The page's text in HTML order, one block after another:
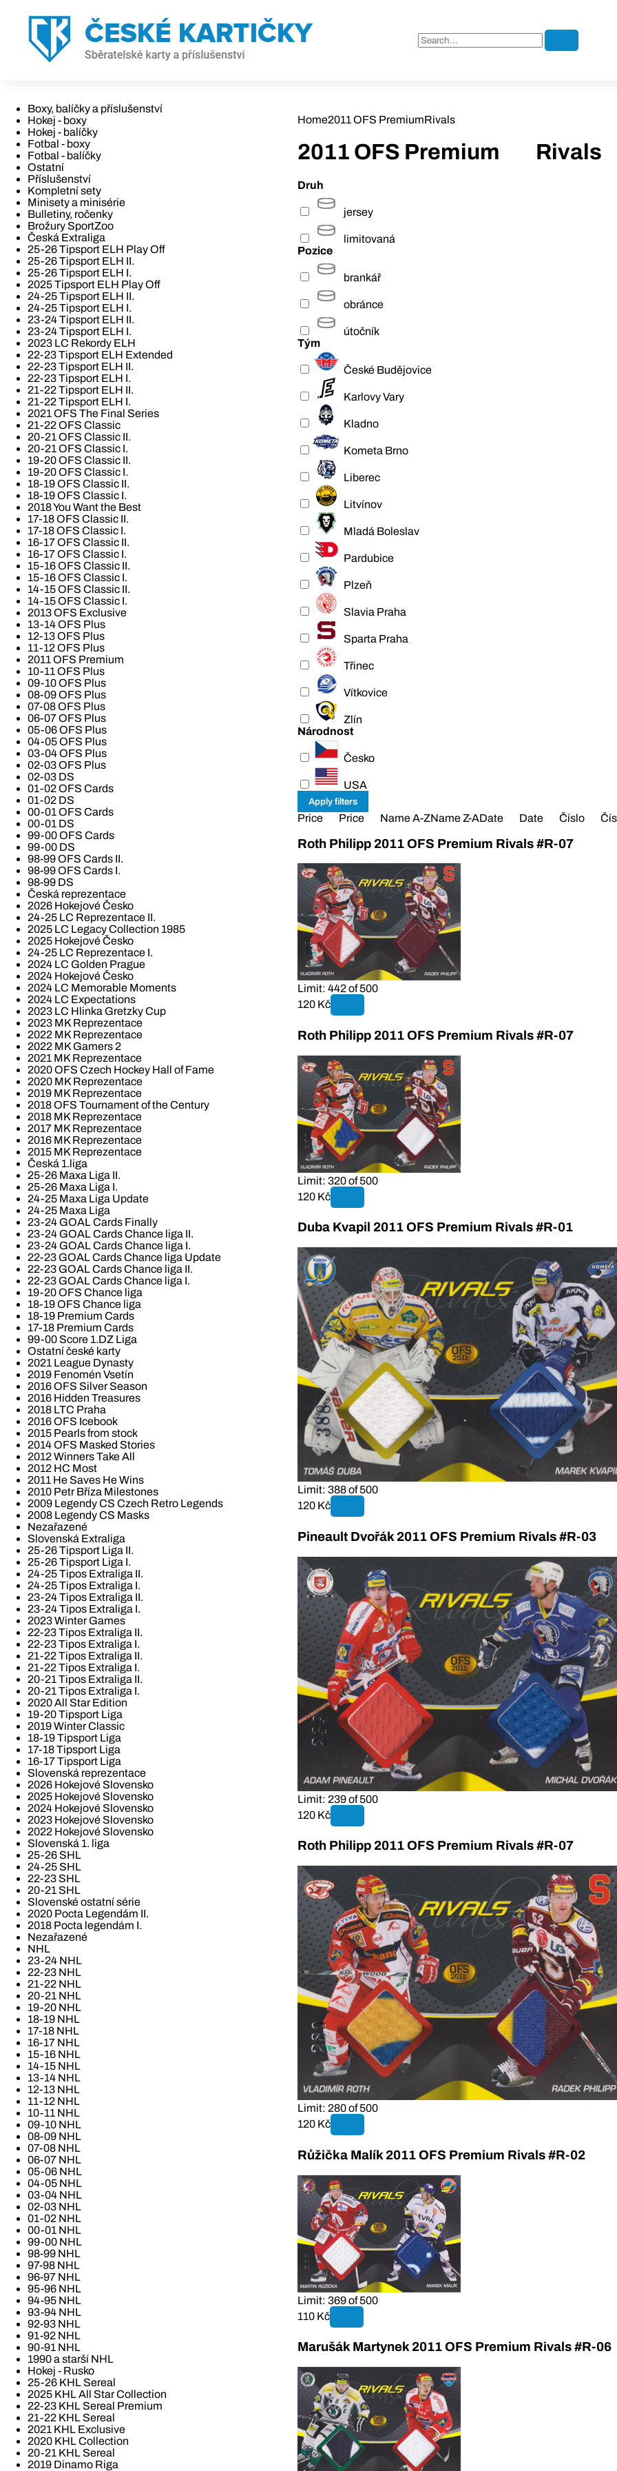
Boxy, balíčky a příslušenství
Hokej - boxy
Hokej - balíčky
Fotbal - boxy
Fotbal - balíčky
Ostatní
Příslušenství
Kompletní sety
Minisety a minisérie
Bulletiny, ročenky
Brožury SportZoo
Česká Extraliga
25-26 Tipsport ELH Play Off
25-26 Tipsport ELH II.
25-26 Tipsport ELH I.
2025 Tipsport ELH Play Off
24-25 Tipsport ELH II.
24-25 Tipsport ELH I.
23-24 Tipsport ELH II.
23-24 Tipsport ELH I.
2023 LC Rekordy ELH
22-23 Tipsport ELH Extended
22-23 Tipsport ELH II.
22-23 Tipsport ELH I.
21-22 Tipsport ELH II.
21-22 Tipsport ELH I.
2021 OFS The Final Series
21-22 OFS Classic
20-21 OFS Classic II.
20-21 OFS Classic I.
19-20 OFS Classic II.
19-20 OFS Classic I.
18-19 OFS Classic II.
18-19 OFS Classic I.
2018 You Want the Best
17-18 OFS Classic II.
17-18 OFS Classic I.
16-17 OFS Classic II.
16-17 OFS Classic I.
15-16 OFS Classic II.
15-16 OFS Classic I.
14-15 OFS Classic II.
14-15 OFS Classic I.
2013 OFS Exclusive
13-14 OFS Plus
12-13 OFS Plus
11-12 OFS Plus
2011 OFS Premium
10-11 OFS Plus
09-10 OFS Plus
08-09 OFS Plus
07-08 OFS Plus
06-07 OFS Plus
05-06 OFS Plus
04-05 OFS Plus
03-04 OFS Plus
02-03 OFS Plus
02-03 DS
01-02 OFS Cards
01-02 DS
00-01 OFS Cards
00-01 DS
99-00 OFS Cards
99-00 DS
98-99 OFS Cards II.
98-99 OFS Cards I.
98-99 DS
Česká reprezentace
2026 Hokejové Česko
24-25 LC Reprezentace II.
2025 LC Legacy Collection 1985
2025 Hokejové Česko
24-25 LC Reprezentace I.
2024 LC Golden Prague
2024 Hokejové Česko
2024 LC Memorable Moments
2024 LC Expectations
2023 LC Hlinka Gretzky Cup
2023 MK Reprezentace
2022 MK Reprezentace
2022 MK Gamers 2
2021 MK Reprezentace
2020 OFS Czech Hockey Hall of Fame
2020 MK Reprezentace
2019 MK Reprezentace
2018 OFS Tournament of the Century
2018 MK Reprezentace
2017 MK Reprezentace
2016 MK Reprezentace
2015 MK Reprezentace
Česká 1.liga
25-26 Maxa Liga II.
25-26 Maxa Liga I.
24-25 Maxa Liga Update
24-25 Maxa Liga
23-24 GOAL Cards Finally
23-24 GOAL Cards Chance liga II.
23-24 GOAL Cards Chance liga I.
22-23 GOAL Cards Chance liga Update
22-23 GOAL Cards Chance liga II.
22-23 GOAL Cards Chance liga I.
19-20 OFS Chance liga
18-19 OFS Chance liga
18-19 Premium Cards
17-18 Premium Cards
99-00 Score 1.DZ Liga
Ostatní české karty
2021 League Dynasty
2019 Fenomén Vsetín
2016 OFS Silver Season
2016 Hidden Treasures
2018 LTC Praha
2016 OFS Icebook
2015 Pearls from stock
2014 OFS Masked Stories
2012 Winners Take All
2012 HC Most
2011 He Saves He Wins
2010 Petr Bříza Milestones
2009 Legendy CS Czech Retro Legends
2008 Legendy CS Masks
Nezařazené
Slovenská Extraliga
25-26 Tipsport Liga II.
25-26 Tipsport Liga I.
24-25 Tipos Extraliga II.
24-25 Tipos Extraliga I.
23-24 Tipos Extraliga II.
23-24 Tipos Extraliga I.
2023 Winter Games
22-23 Tipos Extraliga II.
22-23 Tipos Extraliga I.
21-22 Tipos Extraliga II.
21-22 Tipos Extraliga I.
20-21 Tipos Extraliga II.
20-21 Tipos Extraliga I.
2020 All Star Edition
19-20 Tipsport Liga
2019 Winter Classic
18-19 Tipsport Liga
17-18 Tipsport Liga
16-17 Tipsport Liga
Slovenská reprezentace
2026 Hokejové Slovensko
2025 Hokejové Slovensko
2024 Hokejové Slovensko
2023 Hokejové Slovensko
2022 Hokejové Slovensko
Slovenská 1. liga
25-26 SHL
24-25 SHL
22-23 SHL
20-21 SHL
Slovenské ostatní série
2020 Pocta Legendám II.
2018 Pocta legendám I.
Nezařazené
NHL
23-24 NHL
22-23 NHL
21-22 NHL
20-21 NHL
19-20 NHL
18-19 NHL
17-18 NHL
16-17 NHL
15-16 NHL
14-15 NHL
13-14 NHL
12-13 NHL
11-12 NHL
10-11 NHL
09-10 NHL
08-09 NHL
07-08 NHL
06-07 NHL
05-06 NHL
04-05 NHL
03-04 NHL
02-03 NHL
01-02 NHL
00-01 NHL
99-00 NHL
98-99 NHL
97-98 NHL
96-97 NHL
95-96 NHL
94-95 NHL
93-94 NHL
92-93 NHL
91-92 NHL
90-91 NHL
1990 a starší NHL
Hokej - Rusko
25-26 KHL Sereal
2025 KHL All Star Collection
22-23 KHL Sereal Premium
21-22 KHL Sereal
2021 KHL Exclusive
2020 KHL Collection
20-21 KHL Sereal
2019 Dinamo Riga
Home2011 OFS PremiumRivals
2011 OFS Premium Rivals
Druh
jersey
limitovaná
Pozice
brankář
obránce
útočník
Tým
České Budějovice
Karlovy Vary
Kladno
Kometa Brno
Liberec
Litvínov
Mladá Boleslav
Pardubice
Plzeň
Slavia Praha
Sparta Praha
Třinec
Vítkovice
Zlín
Národnost
Česko
USA
Price Price Name A-ZName Z-ADate Date Číslo
Roth Philipp 2011 OFS Premium Rivals #R-07
Limit: 442 of 500
120 Kč
Roth Philipp 2011 OFS Premium Rivals #R-07
Limit: 320 of 500
120 Kč
Duba Kvapil 2011 OFS Premium Rivals #R-01
Limit: 388 of 500
120 Kč
Pineault Dvořák 2011 OFS Premium Rivals #R-03
Limit: 239 of 500
120 Kč
Roth Philipp 2011 OFS Premium Rivals #R-07
Limit: 280 of 500
120 Kč
Růžička Malík 2011 OFS Premium Rivals #R-02
Limit: 369 of 500
110 Kč
Marušák Martynek 2011 OFS Premium Rivals #R-06